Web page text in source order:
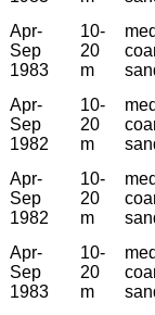
Apr-
Sep
1983
10-
20
m
Apr-
Sep
1982
10-
20
m
Apr-
Sep
1982
10-
20
m
Apr-
Sep
1983
10-
20
m